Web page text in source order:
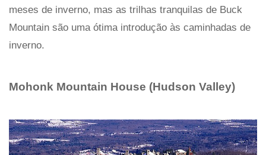
meses de inverno, mas as trilhas tranquilas de Buck
Mountain são uma ótima introdução às caminhadas de
inverno.
Mohonk Mountain House (Hudson Valley)